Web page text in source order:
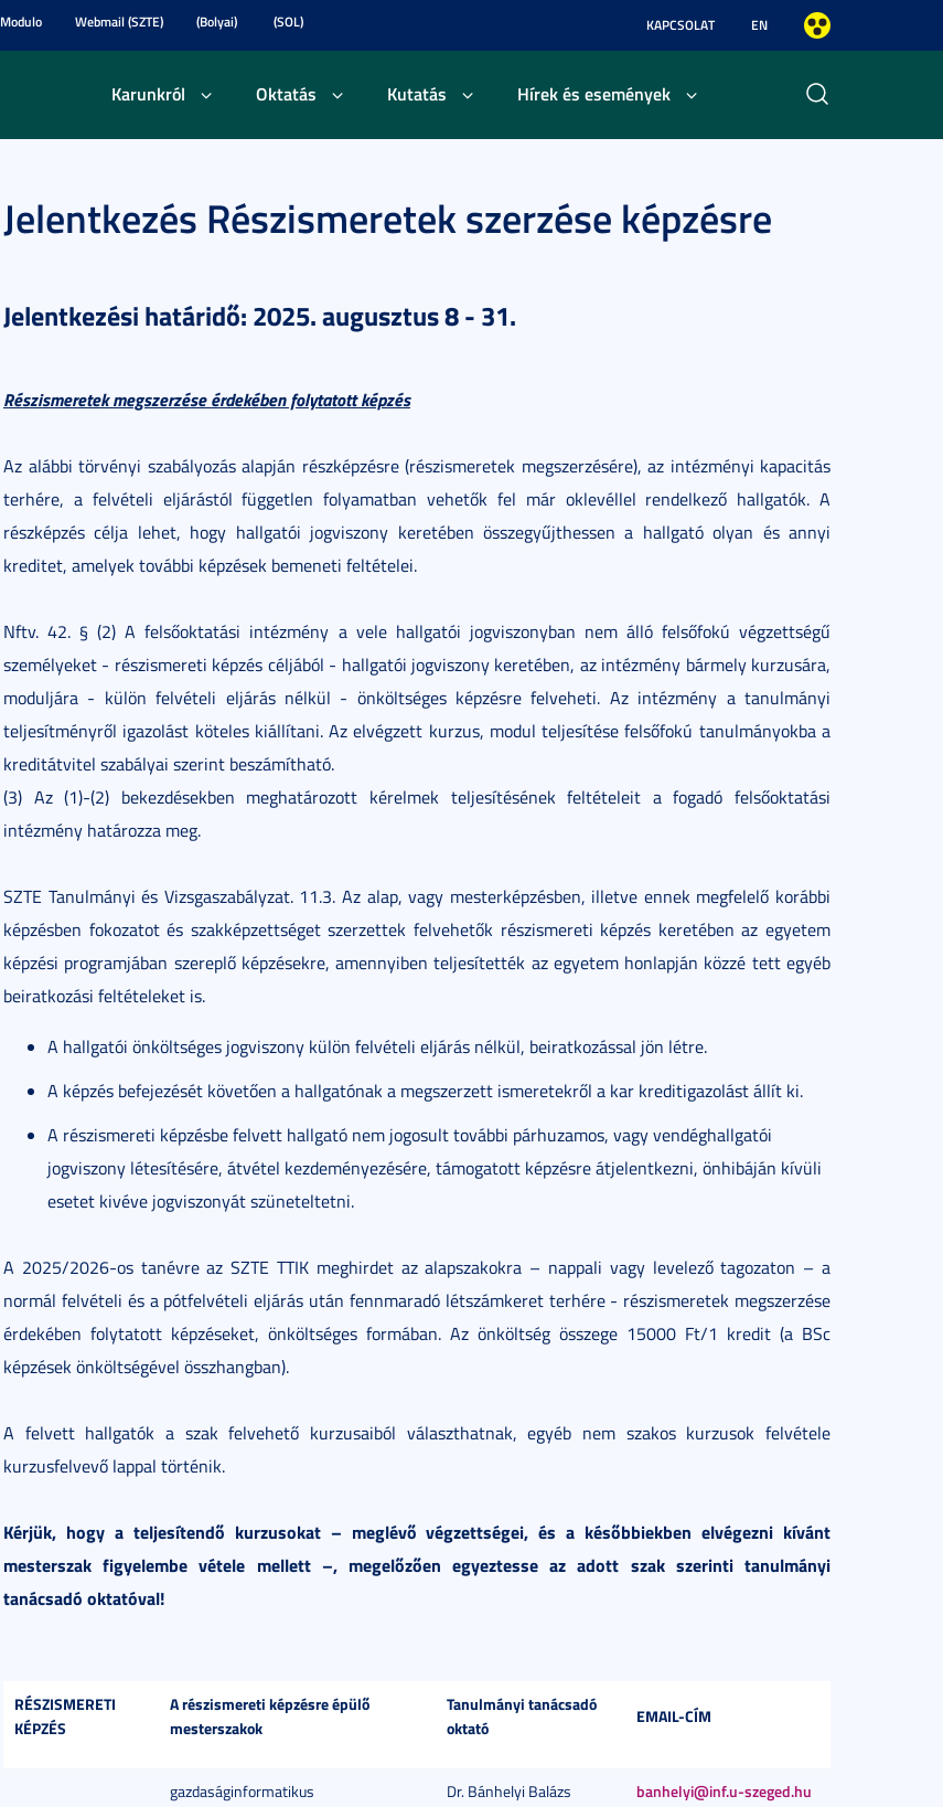
Modulo Webmail (SZTE) (Bolyai) (SOL) KAPCSOLAT EN
Karunkról Oktatás Kutatás Hírek és események
Jelentkezés Részismeretek szerzése képzésre
Jelentkezési határidő: 2025. augusztus 8 - 31.
Részismeretek megszerzése érdekében folytatott képzés
Az alábbi törvényi szabályozás alapján részképzésre (részismeretek megszerzésére), az intézményi kapacitás
terhére, a felvételi eljárástól független folyamatban vehetők fel már oklevéllel rendelkező hallgatók. A
részképzés célja lehet, hogy hallgatói jogviszony keretében összegyűjthessen a hallgató olyan és annyi
kreditet, amelyek további képzések bemeneti feltételei.
Nftv. 42. § (2) A felsőoktatási intézmény a vele hallgatói jogviszonyban nem álló felsőfokú végzettségű
személyeket - részismereti képzés céljából - hallgatói jogviszony keretében, az intézmény bármely kurzusára,
moduljára - külön felvételi eljárás nélkül - önköltséges képzésre felveheti. Az intézmény a tanulmányi
teljesítményről igazolást köteles kiállítani. Az elvégzett kurzus, modul teljesítése felsőfokú tanulmányokba a
kreditátvitel szabályai szerint beszámítható.
(3) Az (1)-(2) bekezdésekben meghatározott kérelmek teljesítésének feltételeit a fogadó felsőoktatási
intézmény határozza meg.
SZTE Tanulmányi és Vizsgaszabályzat. 11.3. Az alap, vagy mesterképzésben, illetve ennek megfelelő korábbi
képzésben fokozatot és szakképzettséget szerzettek felvehetők részismereti képzés keretében az egyetem
képzési programjában szereplő képzésekre, amennyiben teljesítették az egyetem honlapján közzé tett egyéb
beiratkozási feltételeket is.
A hallgatói önköltséges jogviszony külön felvételi eljárás nélkül, beiratkozással jön létre.
A képzés befejezését követően a hallgatónak a megszerzett ismeretekről a kar kreditigazolást állít ki.
A részismereti képzésbe felvett hallgató nem jogosult további párhuzamos, vagy vendéghallgatói
jogviszony létesítésére, átvétel kezdeményezésére, támogatott képzésre átjelentkezni, önhibáján kívüli
esetet kivéve jogviszonyát szüneteltetni.
A 2025/2026-os tanévre az SZTE TTIK meghirdet az alapszakokra – nappali vagy levelező tagozaton – a
normál felvételi és a pótfelvételi eljárás után fennmaradó létszámkeret terhére - részismeretek megszerzése
érdekében folytatott képzéseket, önköltséges formában. Az önköltség összege 15000 Ft/1 kredit (a BSc
képzések önköltségével összhangban).
A felvett hallgatók a szak felvehető kurzusaiból választhatnak, egyéb nem szakos kurzusok felvétele
kurzusfelvevő lappal történik.
Kérjük, hogy a teljesítendő kurzusokat – meglévő végzettségei, és a későbbiekben elvégezni kívánt
mesterszak figyelembe vétele mellett –, megelőzően egyeztesse az adott szak szerinti tanulmányi
tanácsadó oktatóval!
RÉSZISMERETI
KÉPZÉS
A részismereti képzésre épülő
mesterszakok
Tanulmányi tanácsadó
oktató
EMAIL-CÍM
gazdaságinformatikus Dr. Bánhelyi Balázs banhelyi@inf.u-szeged.hu